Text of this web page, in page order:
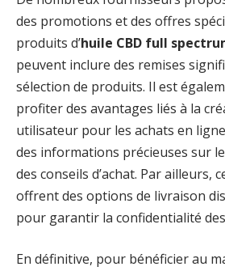
des promotions et des offres
produits d’huile CBD full
peuvent inclure des remises
sélection de produits. Il est
profiter des avantages liés à la
utilisateur pour les achats en
des informations précieuses sur
des conseils d’achat. Par ailleurs,
offrent des options de livraison
pour garantir la confidentialité
En définitive, pour bénéficier au